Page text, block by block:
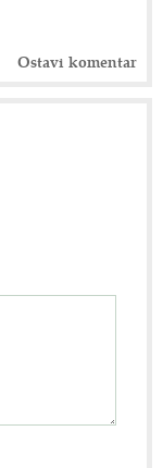
Ostavi komentar